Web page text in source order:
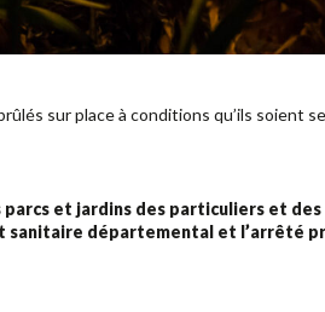
sur place à conditions qu’ils soient
parcs et jardins des particuliers et
sanitaire départemental et l’arrêté